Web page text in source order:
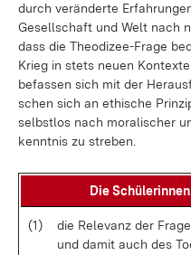
durch ver­än­der­te
Ge­sell­schaft und Welt nach
dass die Theo­di­ze­e-Fra­ge
Krieg in stets neu­en
be­fas­sen sich mit der
schen sich an ethi­sche
selbst­los nach mo­ra­li­scher
kennt­nis zu stre­ben.
Die
(1)
die Re­le­vanz der
und da­mit auch des